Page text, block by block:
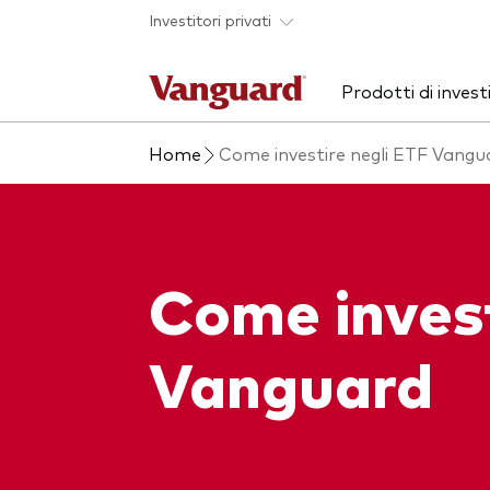
Skip to main content
Investitori privati
Prodotti di
Prodotti
Mostra tutti i fondi
Investi con Vanguard
Chi siamo
Home Come investire negli ETF
Come
Vanguard